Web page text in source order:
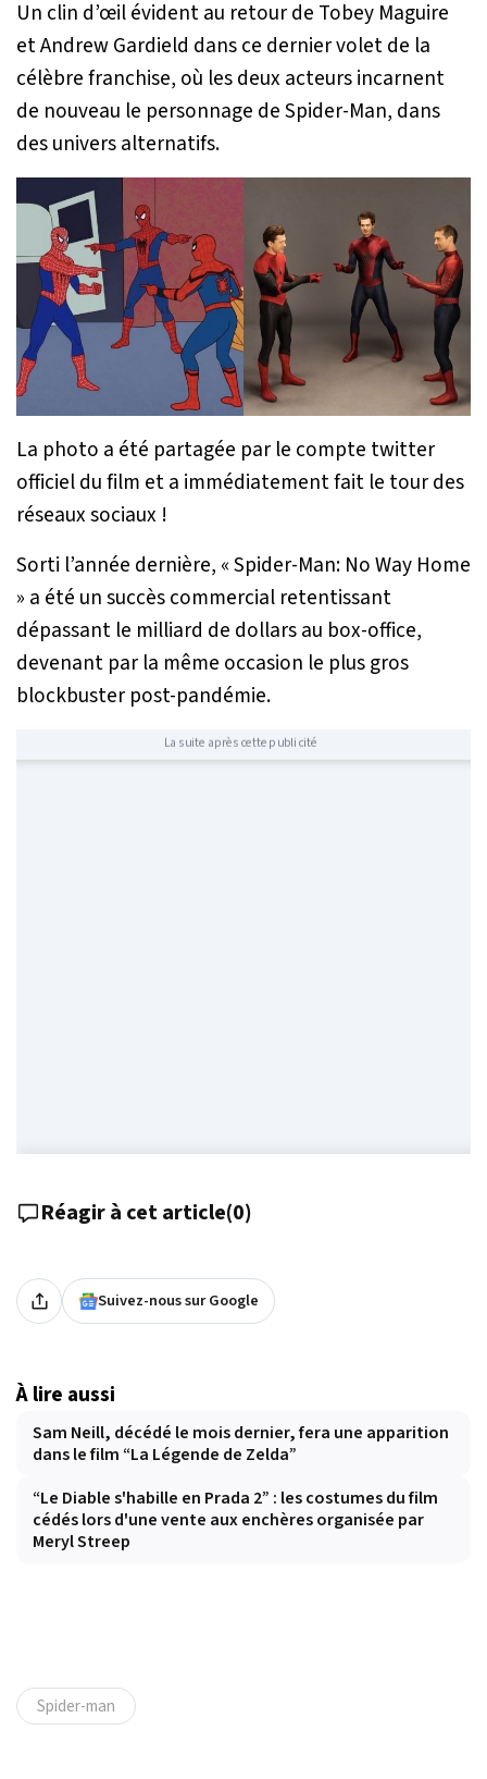
Un clin d’œil évident au retour de Tobey Maguire
et Andrew Gardield dans ce dernier volet de la
célèbre franchise, où les deux acteurs incarnent
de nouveau le personnage de Spider-Man, dans
des univers alternatifs.
La photo a été partagée par le compte twitter
officiel du film et a immédiatement fait le tour des
réseaux sociaux !
Sorti l’année dernière, « Spider-Man: No Way Home
» a été un succès commercial retentissant
dépassant le milliard de dollars au box-office,
devenant par la même occasion le plus gros
blockbuster post-pandémie.
La suite après cette publicité
Réagir à cet article(0)
Suivez-nous sur Google
À lire aussi
Sam Neill, décédé le mois dernier, fera une apparition
dans le film “La Légende de Zelda”
“Le Diable s'habille en Prada 2” : les costumes du film
cédés lors d'une vente aux enchères organisée par
Meryl Streep
Spider-man